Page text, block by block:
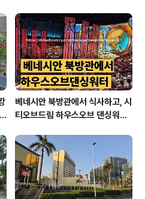
베네시안 북방관에서 식사하고, 시
티오브드림 하우스오브 댄싱워터
드리는 길은 호텔 외부로 걷는 방
법임, 여름에 걷는거 비추 이유:덥
고 습해서 힘듬 )